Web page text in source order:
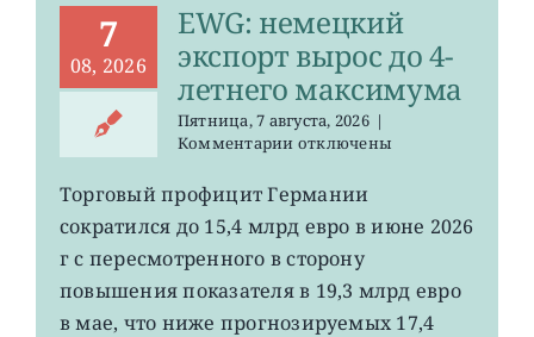
7
08, 2026
EWG: немецкий
экспорт вырос до 4-
летнего максимума
Пятница, 7 августа, 2026 |
Комментариик
EWG:
немецкий
экспорт
вырос
4-
летнего
отключены
Торговый профицит Германии
сократился до 15,4 млрд евро в июне 2026
г с пересмотренного в сторону
повышения показателя в 19,3 млрд евро
в мае, что ниже прогнозируемых 17,4